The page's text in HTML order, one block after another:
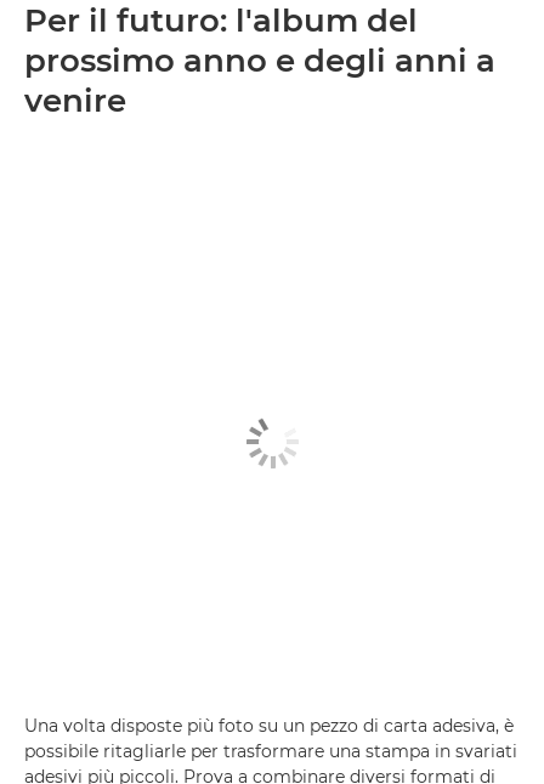
Per il futuro: l'album del
prossimo anno e degli anni a
venire
Una volta disposte più foto su un pezzo di carta adesiva, è
possibile ritagliarle per trasformare una stampa in svariati
adesivi più piccoli. Prova a combinare diversi formati di